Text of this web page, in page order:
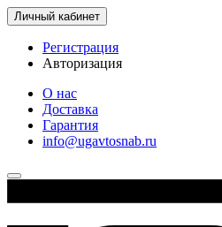
Личный кабинет
Регистрация
Авторизация
О нас
Доставка
Гарантия
info@ugavtosnab.ru